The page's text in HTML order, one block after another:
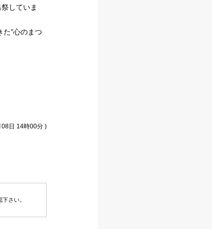
していま
た"心のまつ
日 14時00分 )
さい。